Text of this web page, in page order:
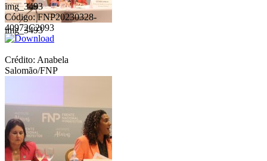
img_3493
img_3493
Código: FNP20230328-
40972C2093
Crédito: Anabela
Salomão/FNP